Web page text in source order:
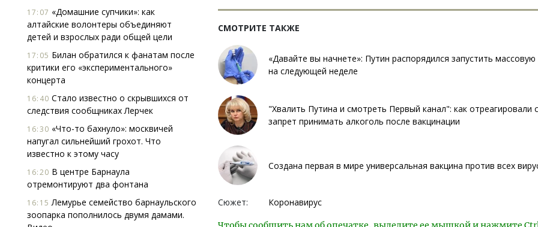
17:07 «Домашние супчики»: как
алтайские волонтеры объединяют
детей и взрослых ради общей цели
17:05 Билан обратился к фанатам после
критики его «экспериментального»
концерта
16:40 Стало известно о скрывшихся от
следствия сообщниках Лерчек
16:30 «Что-то бахнуло»: москвичей
напугал сильнейший грохот. Что
известно к этому часу
16:20 В центре Барнаула
отремонтируют два фонтана
16:15 Лемурье семейство барнаульского
зоопарка пополнилось двумя дамами.
СМОТРИТЕ ТАКЖЕ
«Давайте вы начнете»: Путин распорядился запустить
на следующей неделе
"Хвалить Путина и смотреть Первый канал": как отреагировали
запрет принимать алкоголь после вакцинации
Создана первая в мире универсальная вакцина против всех
Сюжет: Коронавирус